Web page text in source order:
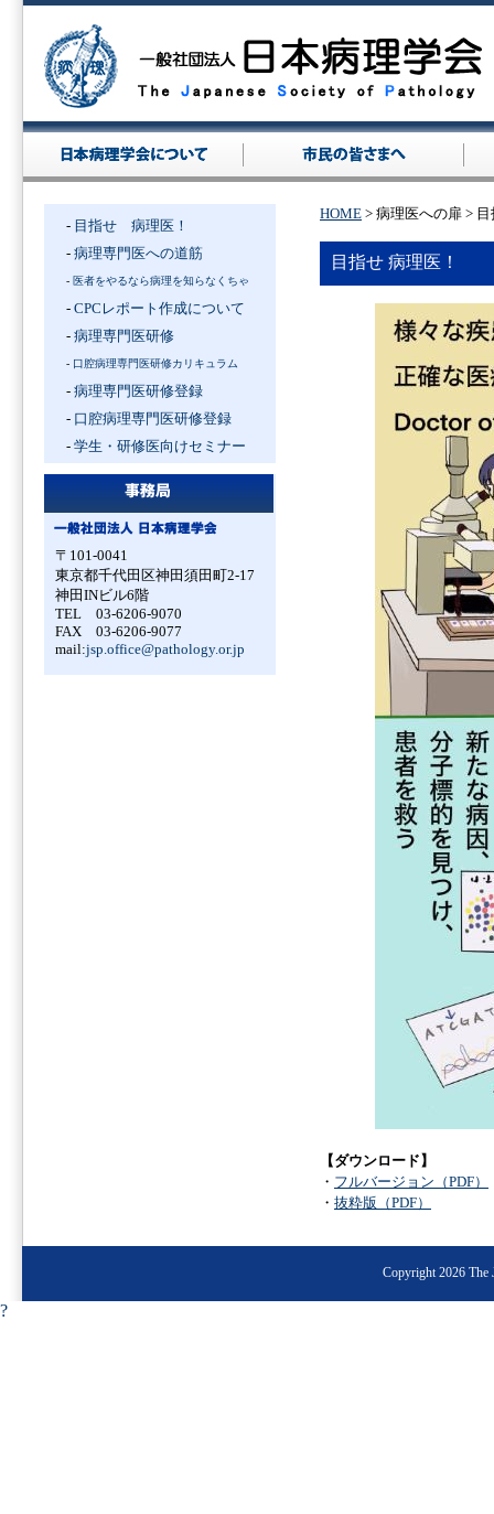
- 目指せ 病理医！
- 病理専門医への道筋
- 医者をやるなら病理を知らなくちゃ
- CPCレポート作成について
- 病理専門医研修
- 口腔病理専門医研修カリキュラム
- 病理専門医研修登録
- 口腔病理専門医研修登録
- 学生・研修医向けセミナー
〒101-0041
東京都千代田区神田須田町2-17
神田INビル6階
TEL 03-6206-9070
FAX 03-6206-9077
mail:jsp.office@pathology.or.jp
HOME > 病理医への扉 >
目指せ 病理医！
【ダウンロード】
・ フルバージョン（PDF）
・ 抜粋版（PDF）
Copyright 2026 The
?